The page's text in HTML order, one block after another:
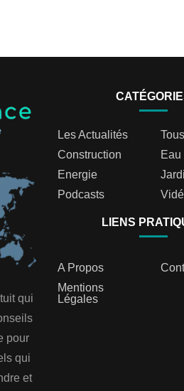
qui
pour
qui
et
Les Actualités
Construction
Eau
Energie
Podcasts
LIENS
A Propos
Mentions
Légales